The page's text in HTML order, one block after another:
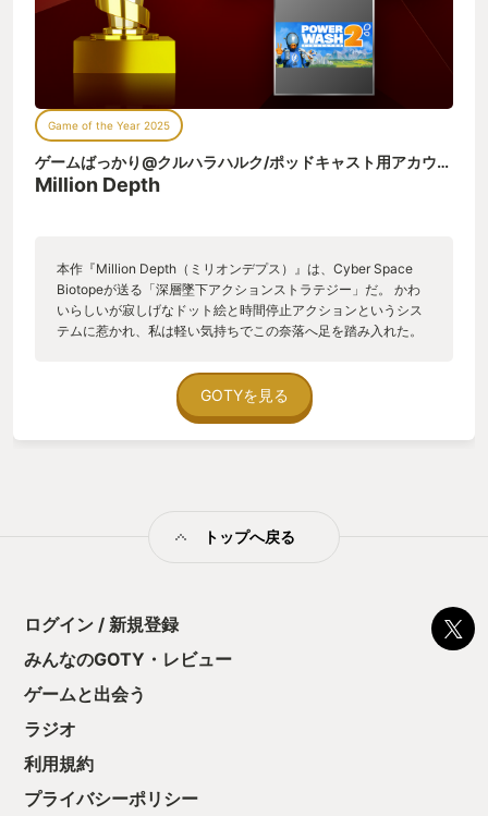
Game of the Year 2025
ゲームばっかり@クルハラハルク/ポッドキャスト用アカウント
Million Depth
本作『Million Depth（ミリオンデプス）』は、Cyber Space
Biotopeが送る「深層墜下アクションストラテジー」だ。 かわ
いらしいが寂しげなドット絵と時間停止アクションというシス
テムに惹かれ、私は軽い気持ちでこの奈落へ足を踏み入れた。
か向いていなかった。 しかし、約15時間の探索を終えエンディ
ングを迎えた今、 目当てだったゲームシステム以上に私の心を
動かしたのは美しいストーリーだった。 本稿では、狂気のクラ
心の支えは地球の地下深くから送られてきた「キミ」からのメ
少女モマのストーリーが始まる。 ・システム 本作の進行は極め
んでいく。 ステージクリア後に3つの行き先が提示されるが、
どれを選ぼうともそれは「落下」を意味する。 一度降りれば、
二度と上の階層には戻れない。 多くのローグライクゲームにお
いて、ルート分岐は戦略の一環に過ぎない。 だが本作におい
が尽きようと、装備が破損しようと、進む道は「下」しかな
え物語の強度を支えている。 プレイヤーは落下するたびに彼女
GOTYを見る
トップへ戻る
ログイン / 新規登録
みんなのGOTY・レビュー
ゲームと出会う
ラジオ
利用規約
プライバシーポリシー